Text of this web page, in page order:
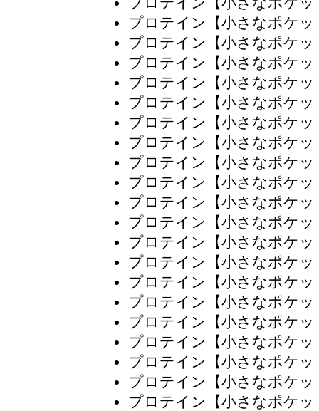
プロテイン【小さなポケ
プロテイン【小さなポケ
プロテイン【小さなポケ
プロテイン【小さなポケ
プロテイン【小さなポケ
プロテイン【小さなポケ
プロテイン【小さなポケ
プロテイン【小さなポケ
プロテイン【小さなポケ
プロテイン【小さなポケ
プロテイン【小さなポケ
プロテイン【小さなポケ
プロテイン【小さなポケ
プロテイン【小さなポケ
プロテイン【小さなポケ
プロテイン【小さなポケ
プロテイン【小さなポケ
プロテイン【小さなポケ
プロテイン【小さなポケ
プロテイン【小さなポケ